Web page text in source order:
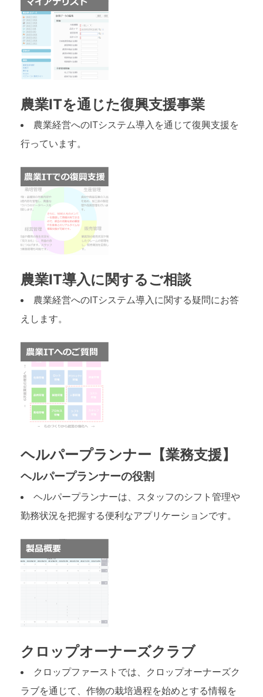
農業ITを通じた復興支援事業
農業経営へのITシステム導入を通じて復興支援を
行っています。
農業IT導入に関するご相談
農業経営へのITシステム導入に関する疑問にお答
えします。
ヘルパープランナー【業務支援】
ヘルパープランナーの役割
ヘルパープランナーは、スタッフのシフト管理や
勤務状況を把握する便利なアプリケーションです。
クロップオーナーズクラブ
クロップファーストでは、クロップオーナーズク
ラブを通じて、作物の栽培過程を始めとする情報を